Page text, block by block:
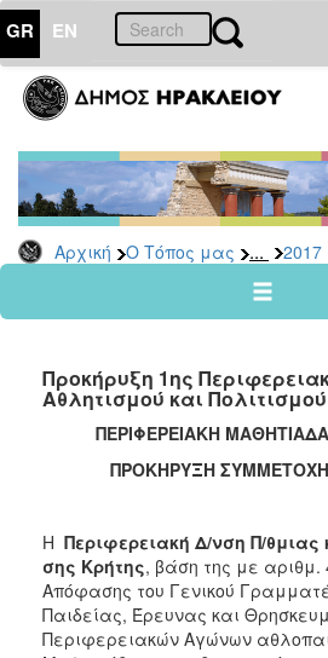
GR EN
Αρχική Ο Τόπος μας ... 2017
ΤΟΠΟΣ
ΜΑΣ
Ανακοινώσεις
Αρχείο
2026
2024
2022
2021
2020
2018
2017
2016
2015
Προκήρυξη 1ης
Αθλητισμού και
ΠΕΡΙΦΕΡΕΙΑΚΗ
ΠΡΟΚΗΡΥΞΗ
Η Περιφερειακή Δ/νση Π/θμιας
σης Κρήτης, βάση της με αριθμ.
Απόφασης του Γενικού
Παιδείας, Έρευνας και
Περιφερειακών Αγώνων